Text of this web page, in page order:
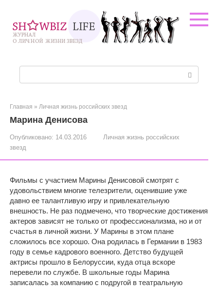
контенту
Главная » Личная жизнь российских звезд
Марина Денисова
Опубликовано: 14.03.2016
Личная жизнь российских
звезд
Фильмы с участием Марины Денисовой смотрят с
удовольствием многие телезрители, оценившие уже
давно ее талантливую игру и привлекательную
внешность. Не раз подмечено, что творческие достижения
актеров зависят не только от профессионализма, но и от
счастья в личной жизни. У Марины в этом плане
сложилось все хорошо. Она родилась в Германии в 1983
году в семье кадрового военного. Детство будущей
актрисы прошло в Белоруссии, куда отца вскоре
перевели по службе. В школьные годы Марина
записалась за компанию с подругой в театральную